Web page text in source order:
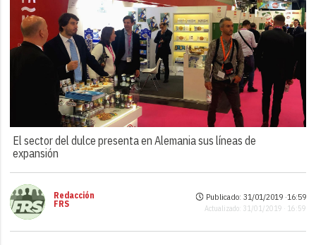
El sector del dulce presenta en Alemania sus líneas de
expansión
Redacción
FRS
Publicado: 31/01/2019 ·16:59
Actualizado: 31/01/2019 · 16:59